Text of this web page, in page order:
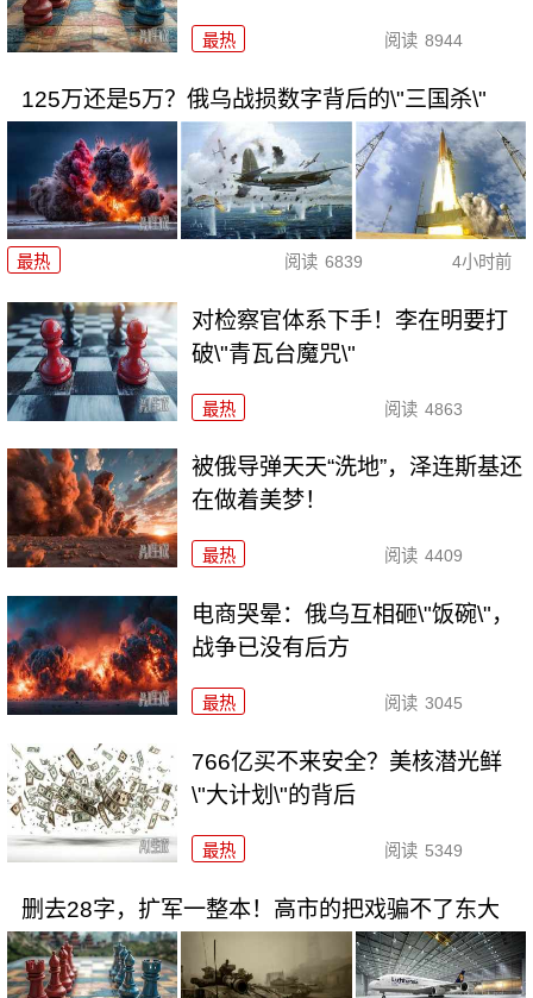
最热 阅读 8944
125万还是5万？俄乌战损数字背后的\"三国杀\"
最热 阅读 6839 4小时前
对检察官体系下手！李在明要打
破\"青瓦台魔咒\"
最热 阅读 4863
被俄导弹天天“洗地”，泽连斯基还
在做着美梦！
最热 阅读 4409
电商哭晕：俄乌互相砸\"饭碗\"，
战争已没有后方
最热 阅读 3045
766亿买不来安全？美核潜光鲜
\"大计划\"的背后
最热 阅读 5349
删去28字，扩军一整本！高市的把戏骗不了东大